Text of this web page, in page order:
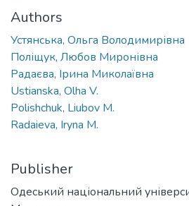
Authors
Устянська, Ольга Володимирівна
Поліщук, Любов Миронівна
Радаєва, Ірина Миколаївна
Ustianska, Olha V.
Polishchuk, Liubov M.
Radaieva, Iryna M.
Publisher
Одеський національний